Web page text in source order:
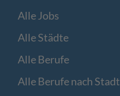
Alle Jobs
Alle Städte
Alle Berufe
Alle Berufe nach Stadt